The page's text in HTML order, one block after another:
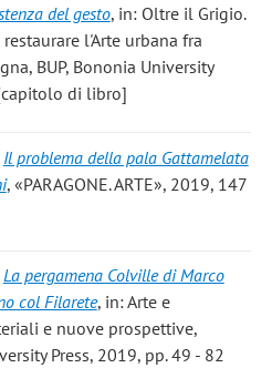
del gesto, in: Oltre il Grigio.
l'Arte urbana fra
BUP, Bononia University
di libro]
Il problema della pala Gattamelata
, «PARAGONE. ARTE», 2019, 147
La pergamena Colville di Marco
col Filarete, in: Arte e
e nuove prospettive,
Press, 2019, pp. 49 - 82